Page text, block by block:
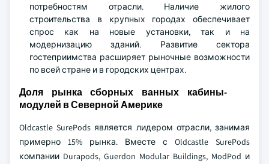
потребностям отрасли. Наличие жилого
строительства в крупных городах обеспечивает
спрос как на новые установки, так и на
модернизацию зданий. Развитие сектора
гостеприимства расширяет рыночные возможности
по всей стране и в городских центрах.
Доля рынка сборных ванных кабины-
модулей в Северной Америке
Oldcastle SurePods является лидером отрасли, занимая
примерно 15% рынка. Вместе с Oldcastle SurePods
компании Durapods, Guerdon Modular Buildings, ModPod и